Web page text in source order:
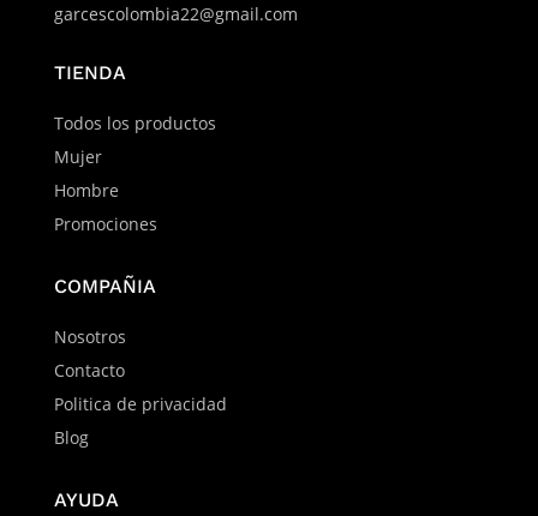
garcescolombia22@gmail.com
TIENDA
Todos los productos
Mujer
Hombre
Promociones
COMPAÑIA
Nosotros
Contacto
Politica de privacidad
Blog
AYUDA